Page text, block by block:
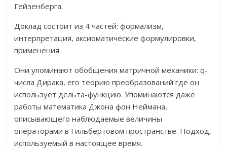
Гейзенберга.
Доклад состоит из 4 частей: формализм,
интерпретация, аксиоматические формулировки,
применения.
Они упоминают обобщения матричной механики: q-
числа Дирака, его теорию преобразований где он
использует дельта-функцию. Упоминаются даже
работы математика Джона фон Неймана,
описывающего наблюдаемые величины
операторами в Гильбертовом пространстве. Подход,
используемый в настоящее время.